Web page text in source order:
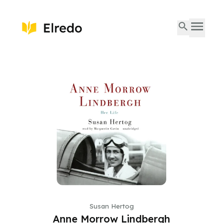
Susan Hertog
Anne Morrow Lindbergh